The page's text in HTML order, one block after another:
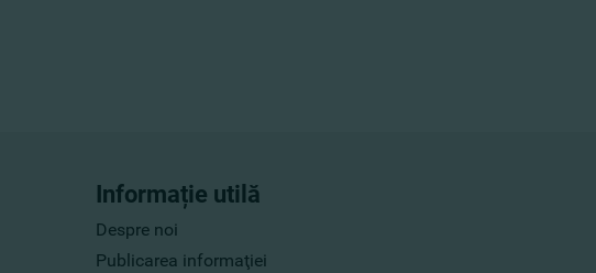
Informație utilă
Despre noi
Publicarea informaţiei